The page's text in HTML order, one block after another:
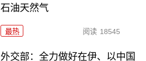
石油天然气
最热 阅读 18545
外交部：全力做好在伊、以中国